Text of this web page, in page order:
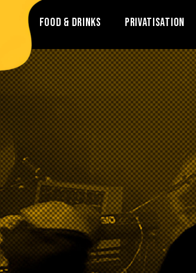
FOOD & DRINKS PRIVATISATION